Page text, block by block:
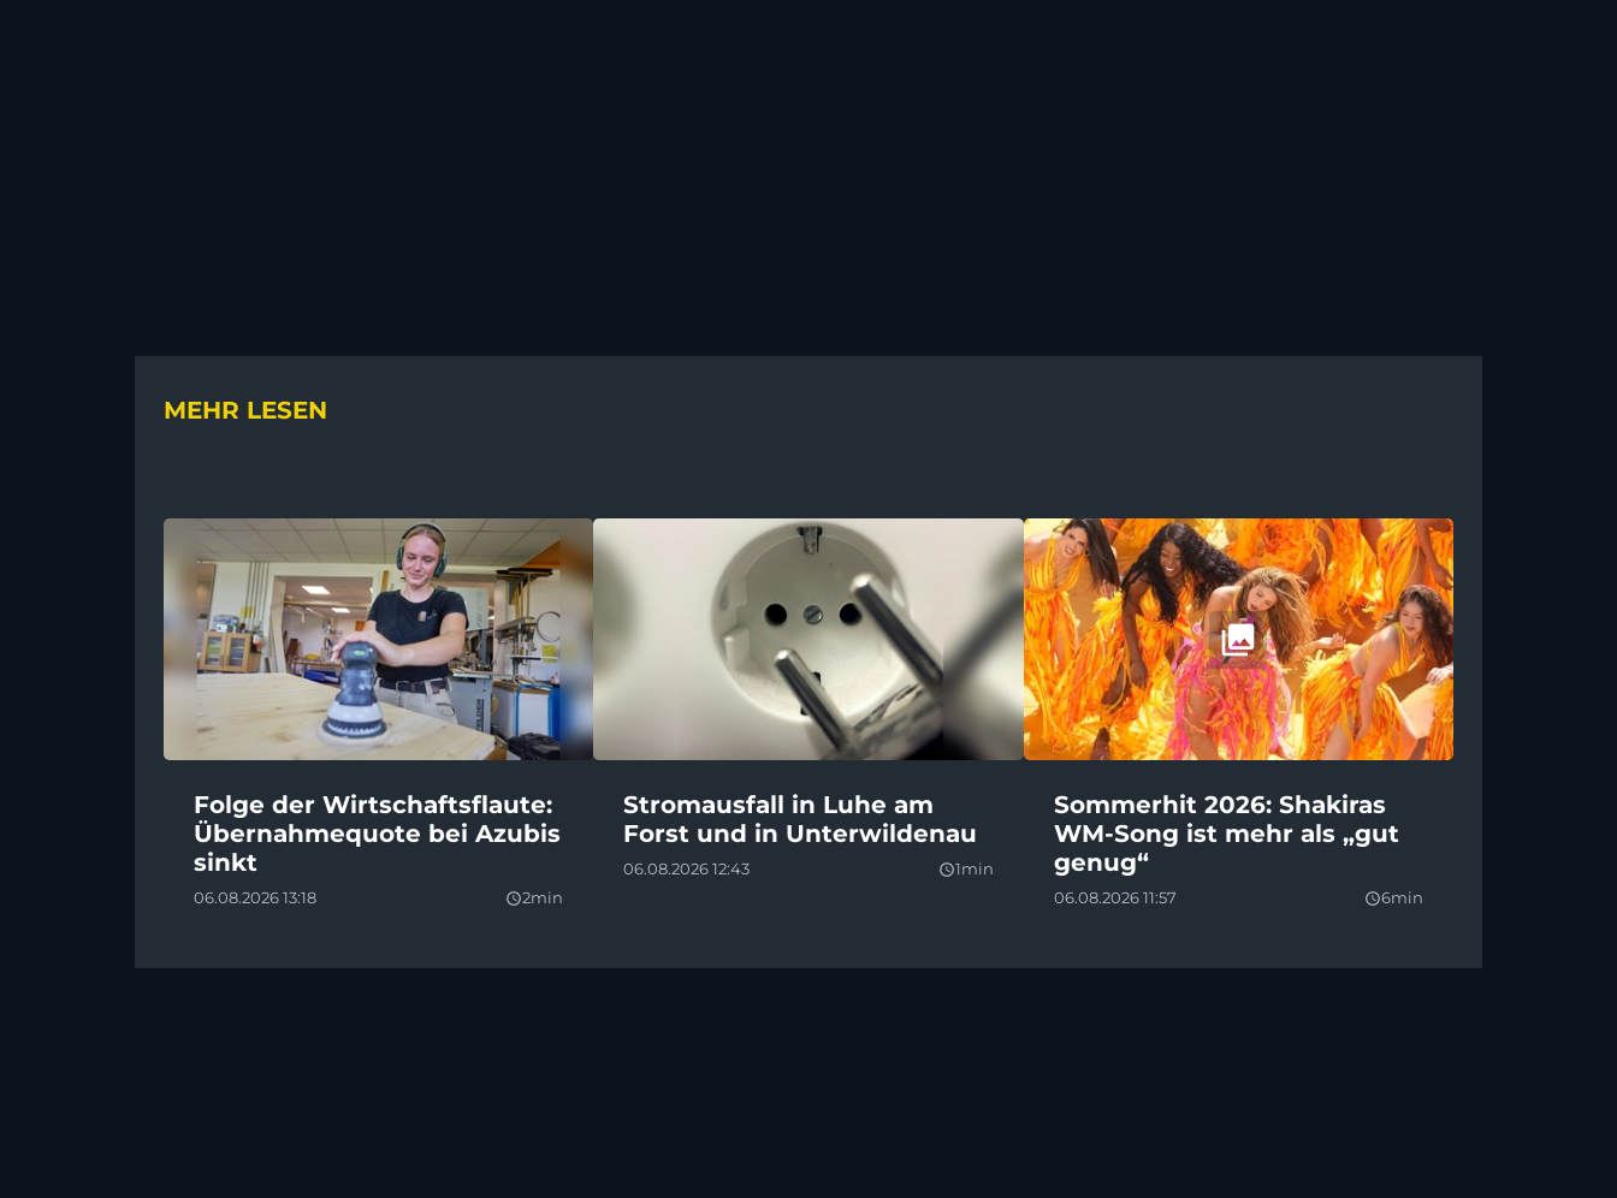
MEHR LESEN
Folge der Wirtschaftsflaute:
Übernahmequote bei Azubis
sinkt
06.08.2026 13:18 query_builder2min
Stromausfall in Luhe am
Forst und in Unterwildenau
06.08.2026 12:43 query_builder1min
Sommerhit 2026: Shakiras
WM-Song ist mehr als „gut
genug“
06.08.2026 11:57 query_builder6min